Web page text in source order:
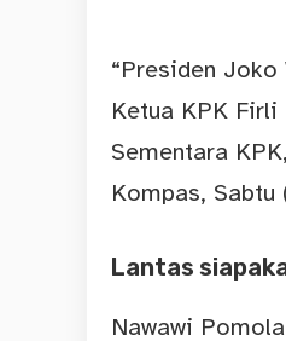
“Presiden
Ketua KPK
Sementara
Kompas,
Lantas
Nawawi